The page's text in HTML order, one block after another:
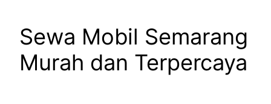
Sewa Mobil Semarang
Murah dan Terpercaya